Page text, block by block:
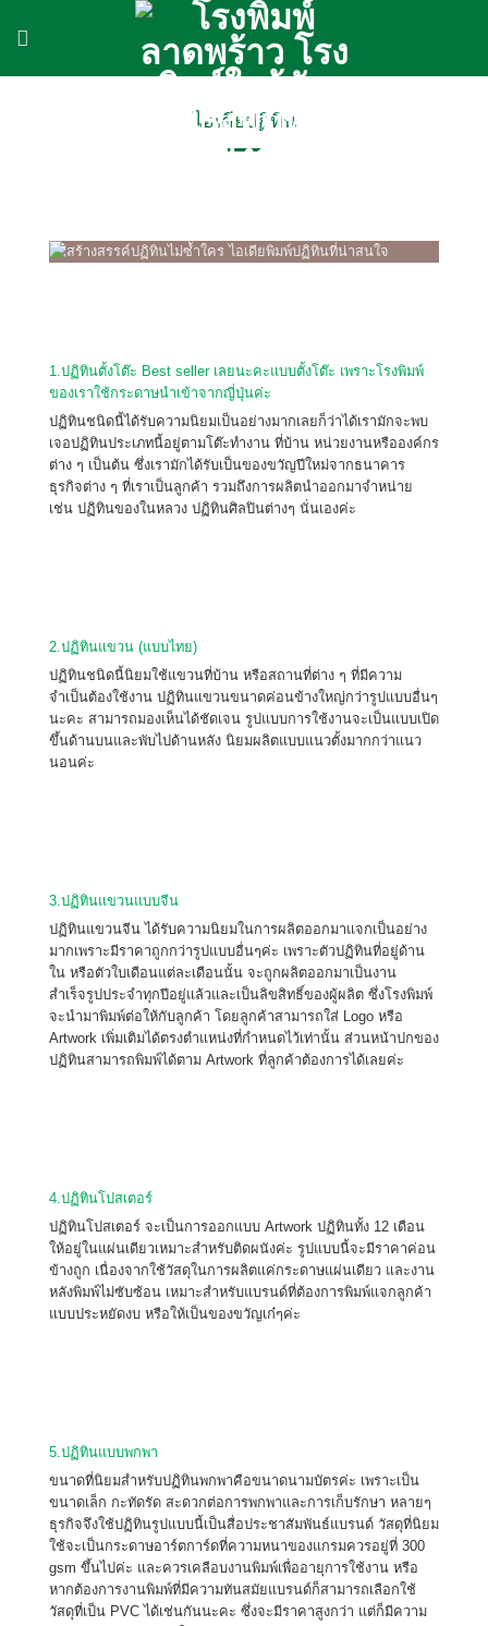
เนื้อหา
ไอเดียปฏิทิน
1.ปฏิทินตั้งโต๊ะ Best seller เลยนะคะแบบตั้งโต๊ะ เพราะโรงพิมพ์
ของเราใช้กระดาษนำเข้าจากญี่ปุ่นค่ะ
ปฏิทินชนิดนี้ได้รับความนิยมเป็นอย่างมากเลยก็ว่าได้เรามักจะพบ
เจอปฏิทินประเภทนี้อยู่ตามโต๊ะทำงาน ที่บ้าน หน่วยงานหรือองค์กร
ต่าง ๆ เป็นต้น ซึ่งเรามักได้รับเป็นของขวัญปีใหม่จากธนาคาร
ธุรกิจต่าง ๆ ที่เราเป็นลูกค้า รวมถึงการผลิตนำออกมาจำหน่าย
เช่น ปฏิทินของในหลวง ปฏิทินศิลปินต่างๆ นั่นเองค่ะ
2.ปฏิทินแขวน (แบบไทย)
ปฏิทินชนิดนี้นิยมใช้แขวนที่บ้าน หรือสถานที่ต่าง ๆ ที่มีความ
จำเป็นต้องใช้งาน ปฏิทินแขวนขนาดค่อนข้างใหญ่กว่ารูปแบบอื่นๆ
นะคะ สามารถมองเห็นได้ชัดเจน รูปแบบการใช้งานจะเป็นแบบเปิด
ขึ้นด้านบนและพับไปด้านหลัง นิยมผลิตแบบแนวตั้งมากกว่าแนว
นอนค่ะ
3.ปฏิทินแขวนแบบจีน
ปฏิทินแขวนจีน ได้รับความนิยมในการผลิตออกมาแจกเป็นอย่าง
มากเพราะมีราคาถูกกว่ารูปแบบอื่นๆค่ะ เพราะตัวปฏิทินที่อยู่ด้าน
ใน หรือตัวใบเดือนแต่ละเดือนนั้น จะถูกผลิตออกมาเป็นงาน
สำเร็จรูปประจำทุกปีอยู่แล้วและเป็นลิขสิทธิ์ของผู้ผลิต ซึ่งโรงพิมพ์
จะนำมาพิมพ์ต่อให้กับลูกค้า โดยลูกค้าสามารถใส่ Logo หรือ
Artwork เพิ่มเติมได้ตรงตำแหน่งที่กำหนดไว้เท่านั้น ส่วนหน้าปกของ
ปฏิทินสามารถพิมพ์ได้ตาม Artwork ที่ลูกค้าต้องการได้เลยค่ะ
4.ปฏิทินโปสเตอร์
ปฏิทินโปสเตอร์ จะเป็นการออกแบบ Artwork ปฏิทินทั้ง 12 เดือน
ให้อยู่ในแผ่นเดียวเหมาะสำหรับติดผนังค่ะ รูปแบบนี้จะมีราคาค่อน
ข้างถูก เนื่องจากใช้วัสดุในการผลิตแค่กระดาษแผ่นเดียว และงาน
หลังพิมพ์ไม่ซับซ้อน เหมาะสำหรับแบรนด์ที่ต้องการพิมพ์แจกลูกค้า
แบบประหยัดงบ หรือให้เป็นของขวัญเก๋ๆค่ะ
5.ปฏิทินแบบพกพา
ขนาดที่นิยมสำหรับปฏิทินพกพาคือขนาดนามบัตรค่ะ เพราะเป็น
ขนาดเล็ก กะทัดรัด สะดวกต่อการพกพาและการเก็บรักษา หลายๆ
ธุรกิจจึงใช้ปฏิทินรูปแบบนี้เป็นสื่อประชาสัมพันธ์แบรนด์ วัสดุที่นิยม
ใช้จะเป็นกระดาษอาร์ตการ์ดที่ความหนาของแกรมควรอยู่ที่ 300
gsm ขึ้นไปค่ะ และควรเคลือบงานพิมพ์เพื่ออายุการใช้งาน หรือ
หากต้องการงานพิมพ์ที่มีความทันสมัยแบรนด์ก็สามารถเลือกใช้
วัสดุที่เป็น PVC ได้เช่นกันนะคะ ซึ่งจะมีราคาสูงกว่า แต่ก็มีความ